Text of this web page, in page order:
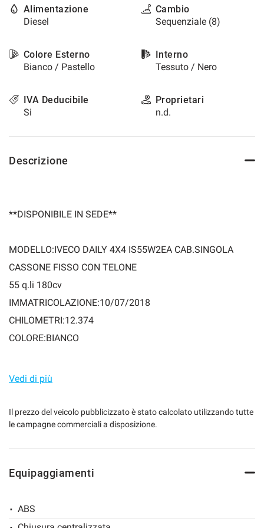
Alimentazione
Diesel
Cambio
Sequenziale (8)
Colore Esterno
Bianco / Pastello
Interno
Tessuto / Nero
IVA Deducibile
Si
Proprietari
n.d.
Descrizione
**DISPONIBILE IN SEDE**
MODELLO:IVECO DAILY 4X4 IS55W2EA CAB.SINGOLA
CASSONE FISSO CON TELONE
55 q.li 180cv
IMMATRICOLAZIONE:10/07/2018
CHILOMETRI:12.374
COLORE:BIANCO
Misure vano di carico:
Larghezza: Metri 2.02
Lunghezza: Metri 3.05
dotazioni di serie.
generale eseguito.
Vedi di più
Il prezzo del veicolo pubblicizzato è stato calcolato utilizzando tutte
le campagne commerciali a disposizione.
Equipaggiamenti
ABS
questi
strumenti
si
rimanda
cookie
policy.
Puoi
le
qualsiasi
Cookie analitici
la
cookie
policy